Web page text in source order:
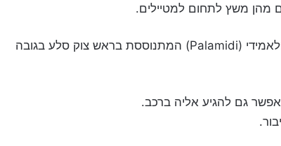
מהן משץ לתחום למטיילים.
השלישית היא מצודה ונציאנית-טורקית בשם פלאמידי (Palamidi) המתנוססת בראש צוק סלע בגובה